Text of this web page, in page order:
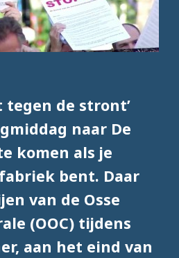
tegen de stront’
naar De
komen als je
bent. Daar
van de Osse
(OOC) tijdens
aan het eind van